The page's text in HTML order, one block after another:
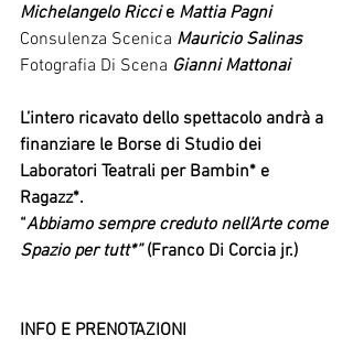
Michelangelo Ricci e Mattia Pagni
Consulenza Scenica Mauricio Salinas
Fotografia Di Scena Gianni Mattonai
L’intero ricavato dello spettacolo andrà a
finanziare le Borse di Studio dei
Laboratori Teatrali per Bambin* e
Ragazz*.
“Abbiamo sempre creduto nell’Arte come
Spazio per tutt*” (Franco Di Corcia jr.)
INFO E PRENOTAZIONI